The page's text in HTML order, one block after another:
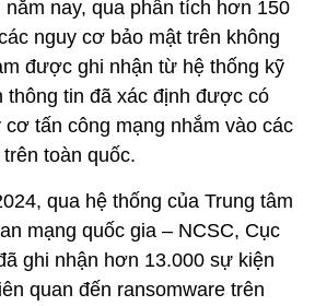
năm nay, qua phân tích hơn 150
nguy cơ bảo mật trên không
được ghi nhận từ hệ thống kỹ
thông tin đã xác định được có
tấn công mạng nhắm vào các
toàn quốc.
qua hệ thống của Trung tâm
mạng quốc gia – NCSC, Cục
ghi nhận hơn 13.000 sự kiện
quan đến ransomware trên